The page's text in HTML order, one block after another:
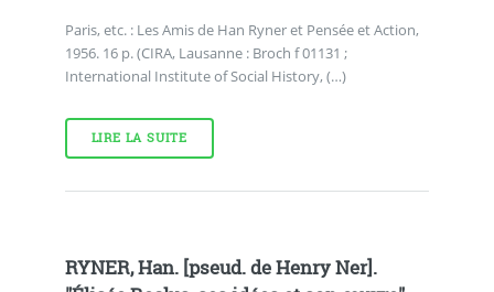
Paris, etc. : Les Amis de Han Ryner et Pensée et Action,
1956. 16 p. (CIRA, Lausanne : Broch f 01131 ;
International Institute of Social History, (…)
LIRE LA SUITE
RYNER, Han. [pseud. de Henry Ner].